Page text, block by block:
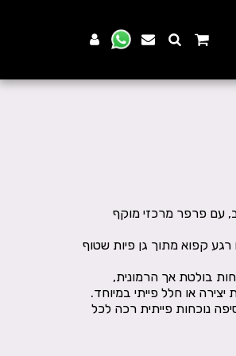
עם פרפר מרכזי מוקף
קפוא מתוך גן פיות שטוף
בולטת אך הרמונית,
נוכחות פייתית רכה לכל